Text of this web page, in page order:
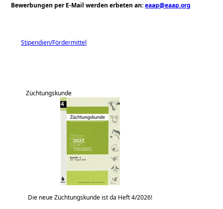
Bewerbungen per E-Mail werden erbeten an:eaap@eaap.org
Stipendien/Fördermittel
Züchtungskunde
Die neue Züchtungskunde ist da Heft 4/2026!